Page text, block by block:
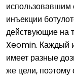
использовавшим
инъекции
действующие на
Xeomin. Каждый
имеет разные
же цели,